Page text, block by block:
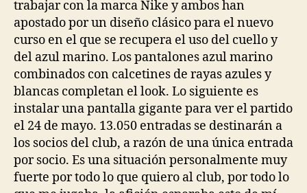
trabajar con la marca Nike y ambos han
apostado por un diseño clásico para el nuevo
curso en el que se recupera el uso del cuello y
del azul marino. Los pantalones azul marino
combinados con calcetines de rayas azules y
blancas completan el look. Lo siguiente es
instalar una pantalla gigante para ver el partido
el 24 de mayo. 13.050 entradas se destinarán a
los socios del club, a razón de una única entrada
por socio. Es una situación personalmente muy
fuerte por todo lo que quiero al club, por todo lo